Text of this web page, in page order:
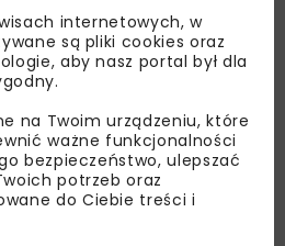
więcej?
aby otrzymywać od
branżowe,
internetowych, w
są pliki cookies oraz
aby nasz portal był dla
na Twoim urządzeniu, które
ważne funkcjonalności
bezpieczeństwo, ulepszać
potrzeb oraz
do Ciebie treści i